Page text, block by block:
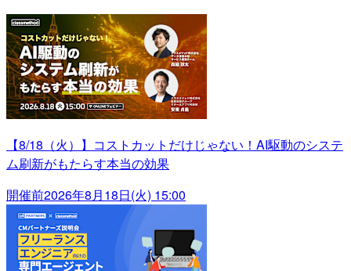
【8/18（火）】コストカットだけじゃない！AI駆動のシステ
ム刷新がもたらす本当の効果
開催前2026年8月18日(火) 15:00